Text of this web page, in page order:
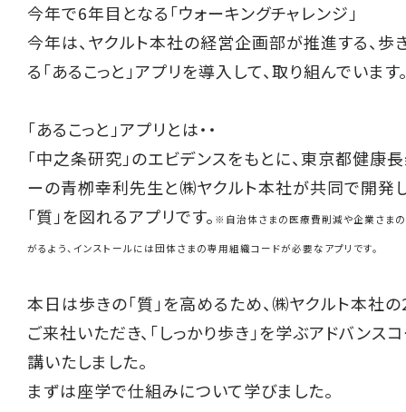
今年で6年目となる「ウォーキングチャレンジ」
今年は、ヤクルト本社の経営企画部が推進する、歩
る「あるこっと」アプリを導入して、取り組んでいます
「あるこっと」アプリとは・・
「中之条研究」のエビデンスをもとに、東京都健康
ーの青栁幸利先生と㈱ヤクルト本社が共同で開発
「質」を図れるアプリです。 ※自治体さまの医療費削減や企業さま
がるよう、インストールには団体さまの専用組織コードが必要なアプリです。
本日は歩きの「質」を高めるため、㈱ヤクルト本社
ご来社いただき、「しっかり歩き」を学ぶアドバンス
講いたしました。
まずは座学で仕組みについて学びました。